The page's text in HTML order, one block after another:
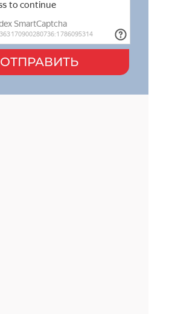
ОТПРАВИТЬ